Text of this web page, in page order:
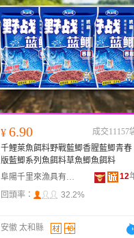
¥ 6.90
成交11157
千鯉萊魚餌料野戰藍鯽香腥藍鯽青春
版藍鯽系列魚餌料草魚鯽魚餌料
阜陽千里來漁具有限公司
12
回頭率：
32.2%
安徽 太和縣